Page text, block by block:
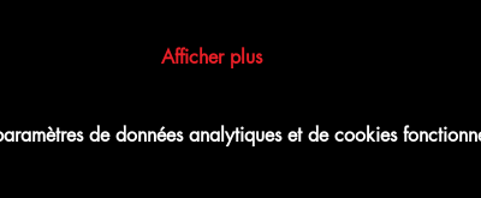
Afficher plus
de données analytiques et de cookies